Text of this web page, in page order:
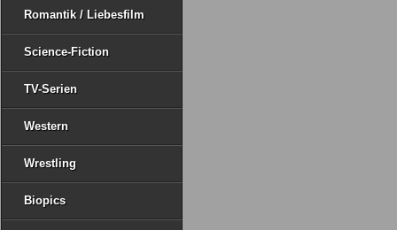
Romantik / Liebesfilm
Science-Fiction
TV-Serien
Western
Wrestling
Biopics